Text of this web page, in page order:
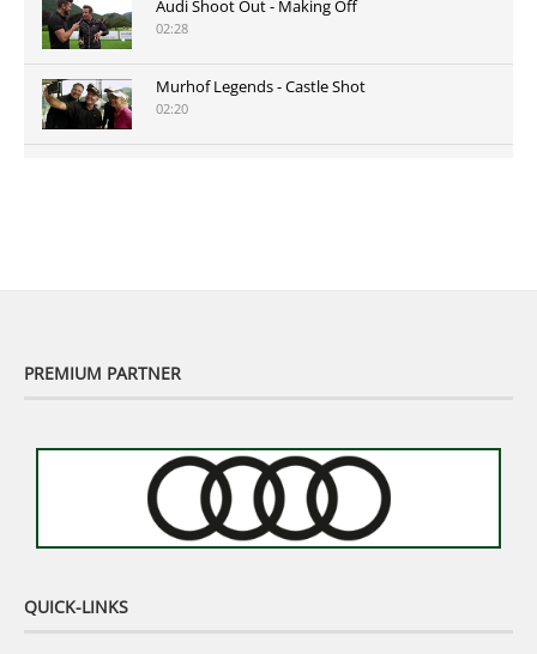
Audi Shoot Out - Making Off
02:28
Murhof Legends - Castle Shot
02:20
PREMIUM PARTNER
QUICK-LINKS